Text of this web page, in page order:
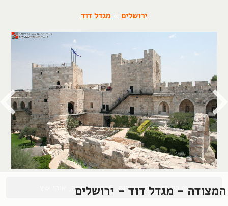
ירושלים מגדל דוד
המצודה - מגדל דוד - ירושלים
© כל הזכויות שמורות, 2004-2026, אורן שץ